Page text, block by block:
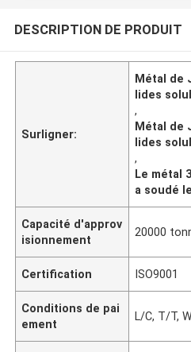
DESCRIPTION DE PRODUIT
Surligner:
Métal de
lides
,
Métal de
lides
,
Le métal
a soudé
Capacité d'approv
isionnement
20000
Certification ISO9001
Conditions de pai
ement
L/C, T/T,